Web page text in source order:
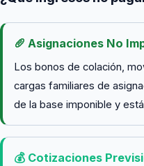
🥖 Asignaciones No
Los bonos de colación,
cargas familiares de
de la base imponible y
💰 Cotizaciones